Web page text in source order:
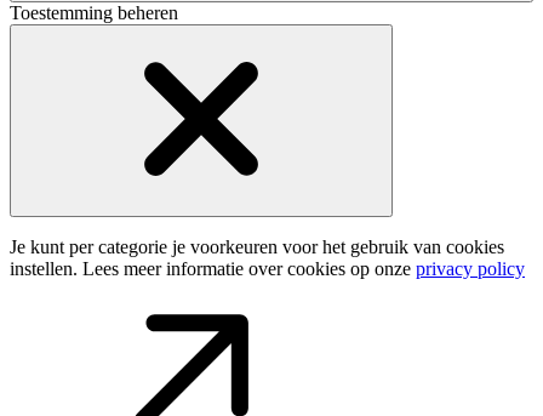
Toestemming beheren
Je kunt per categorie je voorkeuren voor het gebruik van cookies
instellen. Lees meer informatie over cookies op onze privacy policy